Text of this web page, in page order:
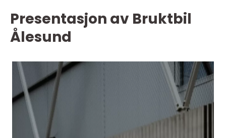
Presentasjon av Bruktbil
Ålesund